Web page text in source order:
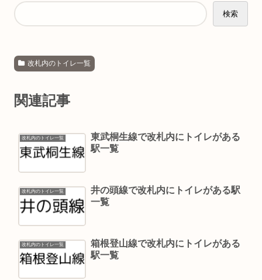
検索
改札内のトイレ一覧
関連記事
改札内のトイレ一覧
東武桐生線で改札内にトイレがある
駅一覧
改札内のトイレ一覧
井の頭線で改札内にトイレがある駅
一覧
改札内のトイレ一覧
箱根登山線で改札内にトイレがある
駅一覧